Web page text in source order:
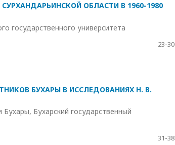
ОБЛАСТИ В 1960-1980
государственного университета
23-30
БУХАРЫ В ИССЛЕДОВАНИЯХ Н. В.
Бухарский государственный
31-38